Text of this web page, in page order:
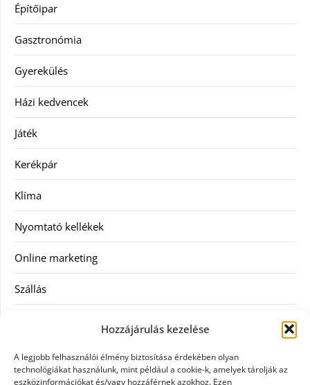
Hozzájárulás kezelése
A legjobb felhasználói élmény biztosítása érdekében olyan
technológiákat használunk, mint például a cookie-k, amelyek tárolják az
eszközinformációkat és/vagy hozzáférnek azokhoz. Ezen
Építőipar
Gasztronómia
Gyerekülés
Házi kedvencek
Játék
Kerékpár
Klíma
Nyomtató kellékek
Online marketing
Szállás
Szellőztető
Szolgáltatás